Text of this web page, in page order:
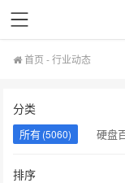
首页 -行业动态
分类
所有(5060) 硬盘
排序